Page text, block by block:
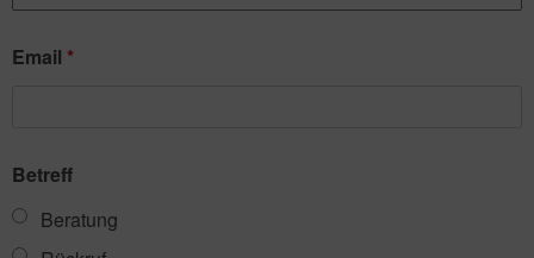
Email *
Betreff
Beratung